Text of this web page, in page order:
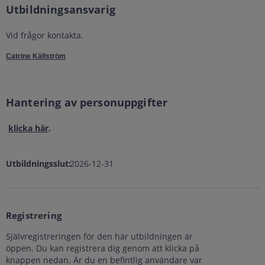
Utbildningsansvarig
Vid frågor kontakta.
Catrine Källström
Hantering av personuppgifter
klicka här.
Utbildningsslut:2026-12-31
Registrering
Självregistreringen för den här utbildningen är
öppen. Du kan registrera dig genom att klicka på
knappen nedan. Är du en befintlig användare var